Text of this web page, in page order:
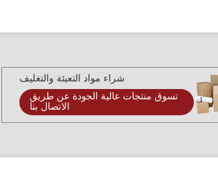
شراء مواد التعبئة والتغليف
تسوق منتجات عالية الجودة عن طريق
الاتصال بنا